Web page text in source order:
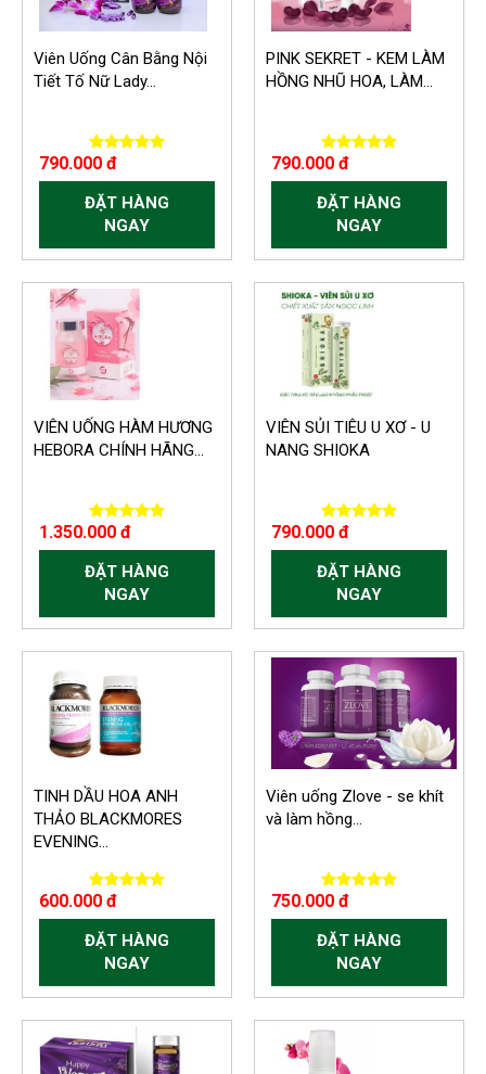
Viên Uống Cân Bằng Nội
Tiết Tố Nữ Lady...
790.000 đ
ĐẶT HÀNG
NGAY
PINK SEKRET - KEM LÀM
HỒNG NHŨ HOA, LÀM...
790.000 đ
ĐẶT HÀNG
NGAY
VIÊN UỐNG HÀM HƯƠNG
HEBORA CHÍNH HÃNG...
1.350.000 đ
ĐẶT HÀNG
NGAY
VIÊN SỦI TIÊU U XƠ - U
NANG SHIOKA
790.000 đ
ĐẶT HÀNG
NGAY
TINH DẦU HOA ANH
THẢO BLACKMORES
EVENING...
600.000 đ
ĐẶT HÀNG
NGAY
-150.000 VND
Viên uống Zlove - se khít
và làm hồng...
750.000 đ
ĐẶT HÀNG
NGAY